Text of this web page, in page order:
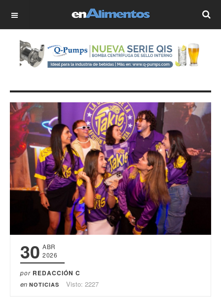
OFF CANVAS
30 ABR
2026
por REDACCIÓN C
en NOTICIAS Visto: 2227